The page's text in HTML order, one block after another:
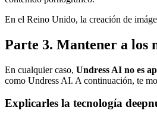
En el Reino Unido, la creación de
Parte 3. Mantener a los
En cualquier caso, Undress AI no es
como Undress AI. A continuación, te
Explicarles la tecnología